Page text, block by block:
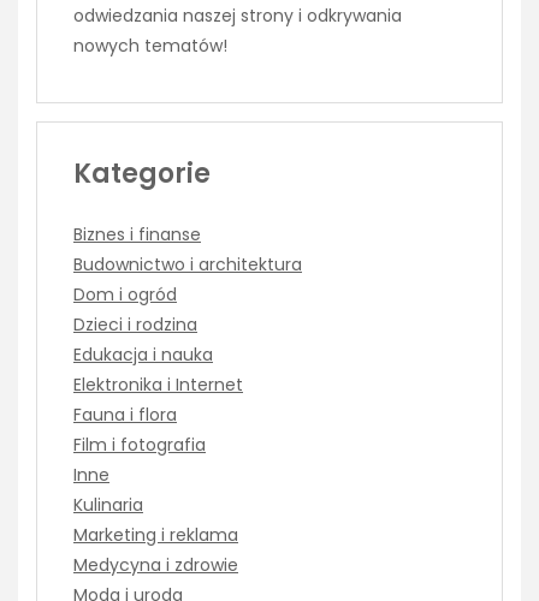
odwiedzania naszej strony i odkrywania
nowych tematów!
Kategorie
Biznes i finanse
Budownictwo i architektura
Dom i ogród
Dzieci i rodzina
Edukacja i nauka
Elektronika i Internet
Fauna i flora
Film i fotografia
Inne
Kulinaria
Marketing i reklama
Medycyna i zdrowie
Moda i uroda